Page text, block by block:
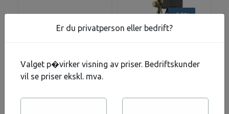
-25%
Er du privatperson eller bedrift?
Valget p�virker visning av priser. Bedriftskunder
vil se priser ekskl. mva.